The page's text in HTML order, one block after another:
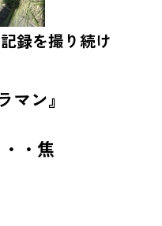
記録を撮り続け
マン』
・焦